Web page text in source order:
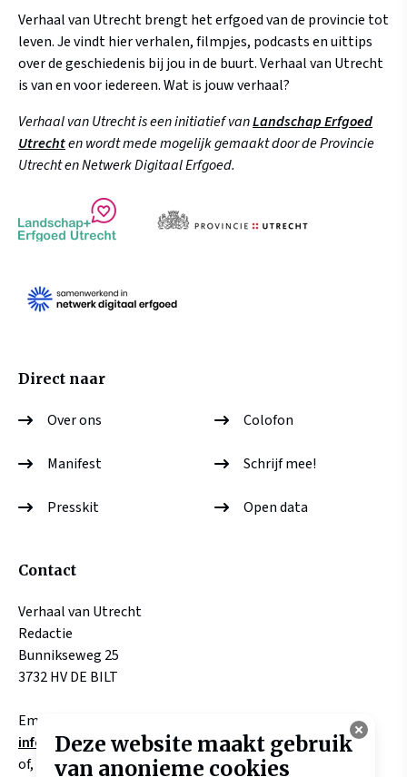
Verhaal van Utrecht brengt het erfgoed van de provincie tot
leven. Je vindt hier verhalen, filmpjes, podcasts en uittips
over de geschiedenis bij jou in de buurt. Verhaal van Utrecht
is van en voor iedereen. Wat is jouw verhaal?
Verhaal van Utrecht is een initiatief vanLandschap Erfgoed
Utrechten wordt mede mogelijk gemaakt door de Provincie
Utrecht en Netwerk Digitaal Erfgoed.
Direct naar
Over ons Colofon
Manifest Schrijf mee!
Presskit Open data
Contact
Verhaal van Utrecht
Redactie
Bunnikseweg 25
3732 HV DE BILT
Email:
info@verhaalvanutrecht.nl
of, aangaande verhalen
Deze website maakt gebruik
van anonieme cookies